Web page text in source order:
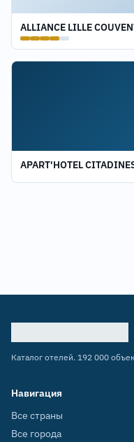
ALLIANCE LILLE
APART'HOTEL
Каталог отелей. 192 000
Навигация
Все страны
Все города